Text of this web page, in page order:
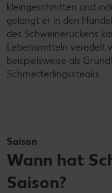
kleingeschnitten und
gelangt er in den
des Schweinerückens
Lebensmitteln veredelt
beispielsweise als
Schmetterlingssteaks.
Saison
Wann hat
Saison?